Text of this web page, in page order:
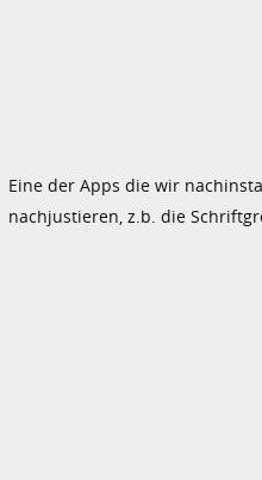
Eine der Apps die wir
nachjustieren, z.b. die